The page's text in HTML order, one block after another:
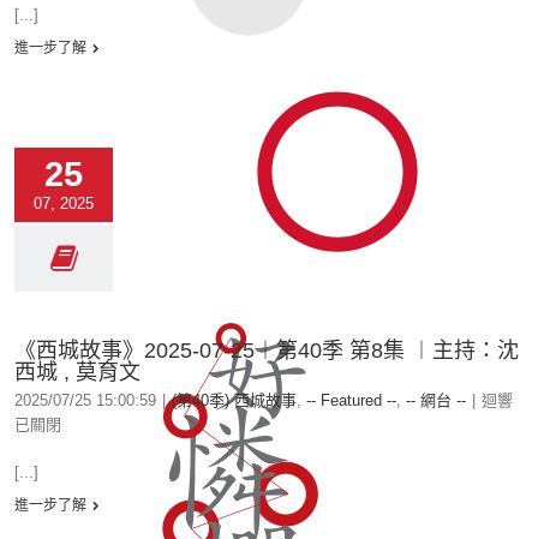
[...]
進一步了解
25
07, 2025
《西城故事》2025-07-25︱第40季 第8集 ︱主持：沈
西城 , 莫育文
2025/07/25 15:00:59 (第40季) 西城故事, -- Featured --, -- 網台 --
迴響
已關閉
[...]
進一步了解